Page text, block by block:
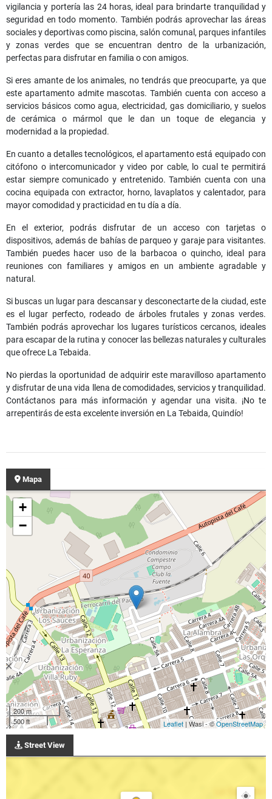
vigilancia y portería las 24 horas, ideal para brindarte tranquilidad y
seguridad en todo momento. También podrás aprovechar las áreas
sociales y deportivas como piscina, salón comunal, parques infantiles
y zonas verdes que se encuentran dentro de la urbanización,
perfectas para disfrutar en familia o con amigos.
Si eres amante de los animales, no tendrás que preocuparte, ya que
este apartamento admite mascotas. También cuenta con acceso a
servicios básicos como agua, electricidad, gas domiciliario, y suelos
de cerámica o mármol que le dan un toque de elegancia y
modernidad a la propiedad.
En cuanto a detalles tecnológicos, el apartamento está equipado con
citófono o intercomunicador y video por cable, lo cual te permitirá
estar siempre comunicado y entretenido. También cuenta con una
cocina equipada con extractor, horno, lavaplatos y calentador, para
mayor comodidad y practicidad en tu día a día.
En el exterior, podrás disfrutar de un acceso con tarjetas o
dispositivos, además de bahías de parqueo y garaje para visitantes.
También puedes hacer uso de la barbacoa o quincho, ideal para
reuniones con familiares y amigos en un ambiente agradable y
natural.
Si buscas un lugar para descansar y desconectarte de la ciudad, este
es el lugar perfecto, rodeado de árboles frutales y zonas verdes.
También podrás aprovechar los lugares turísticos cercanos, ideales
para escapar de la rutina y conocer las bellezas naturales y culturales
que ofrece La Tebaida.
No pierdas la oportunidad de adquirir este maravilloso apartamento
y disfrutar de una vida llena de comodidades, servicios y tranquilidad.
Contáctanos para más información y agendar una visita. ¡No te
arrepentirás de esta excelente inversión en La Tebaida, Quindío!
Mapa
+
−
200 m
500 ft
Leaflet | Wasi - ©OpenStreetMap
Street View